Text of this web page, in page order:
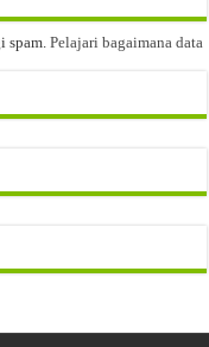
spam.Pelajari bagaimana data